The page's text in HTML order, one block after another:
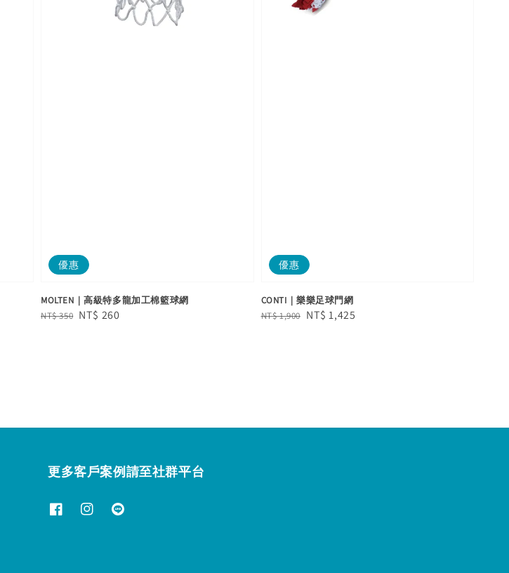
優惠
MOLTEN｜高級特多龍加工棉籃球網
Regular
NT$ 350 Sale
NT$ 260
優惠
CONTI｜樂樂足球門網
Regular
NT$ 1,900 Sale
NT$ 1,425
更多客戶案例請至社群平台